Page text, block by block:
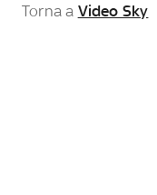
Torna a Video Sky